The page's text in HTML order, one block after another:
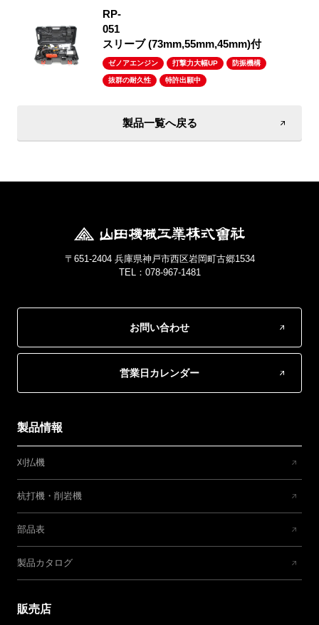
RP-
スリーブ (73mm,55mm,45mm)付
ゼノアエンジン 打撃力大幅UP 防振機構
抜群の耐久性 特許出願中
製品一覧へ戻る
〒651-2404 兵庫県神戸市西区岩岡町古郷1534
TEL：078-967-1481
お問い合わせ
営業日カレンダー
製品情報
刈払機
杭打機・削岩機
部品表
製品カタログ
販売店